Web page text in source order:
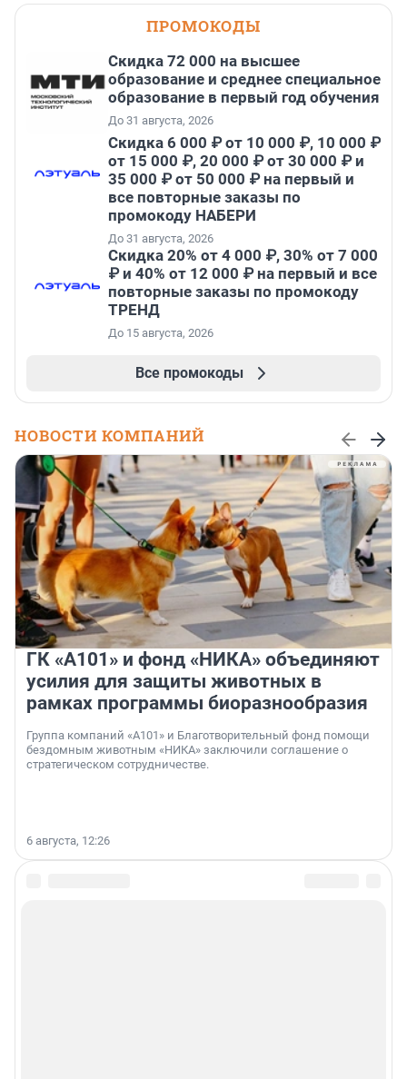
ПРОМОКОДЫ
Скидка 72 000 на высшее
образование и среднее специальное
образование в первый год обучения
До 31 августа, 2026
Скидка 6 000 ₽ от 10 000 ₽, 10 000 ₽
от 15 000 ₽, 20 000 ₽ от 30 000 ₽ и
35 000 ₽ от 50 000 ₽ на первый и
все повторные заказы по
промокоду НАБЕРИ
До 31 августа, 2026
Скидка 20% от 4 000 ₽, 30% от 7 000
₽ и 40% от 12 000 ₽ на первый и все
повторные заказы по промокоду
ТРЕНД
До 15 августа, 2026
Все промокоды
НОВОСТИ КОМПАНИЙ
ГК «А101» и фонд «НИКА» объединяют
усилия для защиты животных в
рамках программы биоразнообразия
Группа компаний «А101» и Благотворительный фонд помощи
бездомным животным «НИКА» заключили соглашение о
стратегическом сотрудничестве.
6 августа, 12:26